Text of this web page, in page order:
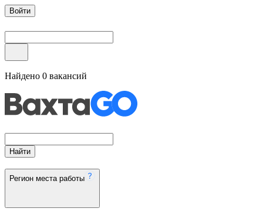
Войти
Найдено 0 вакансий
Найти
Регион места работы